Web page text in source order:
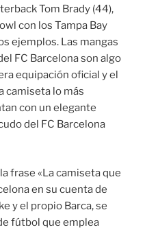
Tom Brady (44),
con los Tampa Bay
ejemplos. Las mangas
FC Barcelona son algo
equipación oficial y el
camiseta lo más
con un elegante
del FC Barcelona
frase «La camiseta que
en su cuenta de
y el propio Barca, se
fútbol que emplea